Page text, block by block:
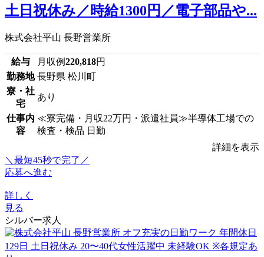
土日祝休み／時給1300円／電子部品や...
株式会社平山 長野営業所
給与 月収例220,818円
勤務地 長野県 松川町
寮・社
宅
あり
仕事内
容
≪寮完備・月収22万円・派遣社員≫半導体工場での
検査・検品 日勤
詳細を表示
＼最短45秒で完了／
応募へ進む
詳しく
見る
シルバー求人